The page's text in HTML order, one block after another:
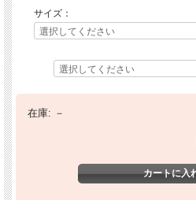
サイズ：
在庫: －